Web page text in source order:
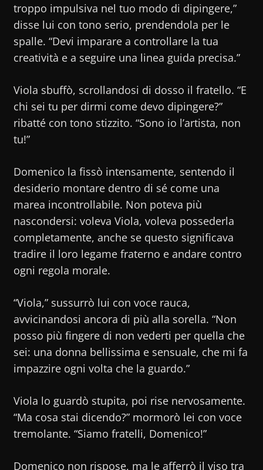
troppo impulsiva nel tuo modo di dipingere,”
disse lui con tono serio, prendendola per le
spalle. “Devi imparare a controllare la tua
creatività e a seguire una linea guida precisa.”
Viola sbuffò, scrollandosi di dosso il fratello. “E
chi sei tu per dirmi come devo dipingere?”
ribatté con tono stizzito. “Sono io l’artista, non
tu!”
Domenico la fissò intensamente, sentendo il
desiderio montare dentro di sé come una
marea incontrollabile. Non poteva più
nascondersi: voleva Viola, voleva possederla
completamente, anche se questo significava
tradire il loro legame fraterno e andare contro
ogni regola morale.
“Viola,” sussurrò lui con voce rauca,
avvicinandosi ancora di più alla sorella. “Non
posso più fingere di non vederti per quella che
sei: una donna bellissima e sensuale, che mi fa
impazzire ogni volta che la guardo.”
Viola lo guardò stupita, poi rise nervosamente.
“Ma cosa stai dicendo?” mormorò lei con voce
tremolante. “Siamo fratelli, Domenico!”
Domenico non rispose, ma le afferrò il viso tra